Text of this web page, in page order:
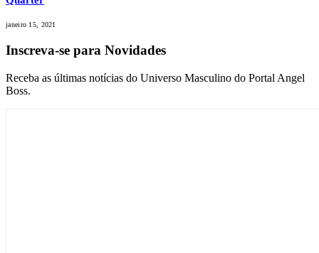
janeiro 15, 2021
Inscreva-se para Novidades
Receba as últimas notícias do Universo Masculino do Portal Angel
Boss.